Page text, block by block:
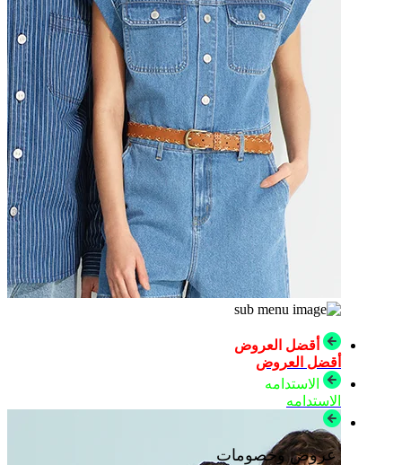
أقضل العروض
أقضل العروض
الاستدامه
الاستدامه
عروض وخصومات